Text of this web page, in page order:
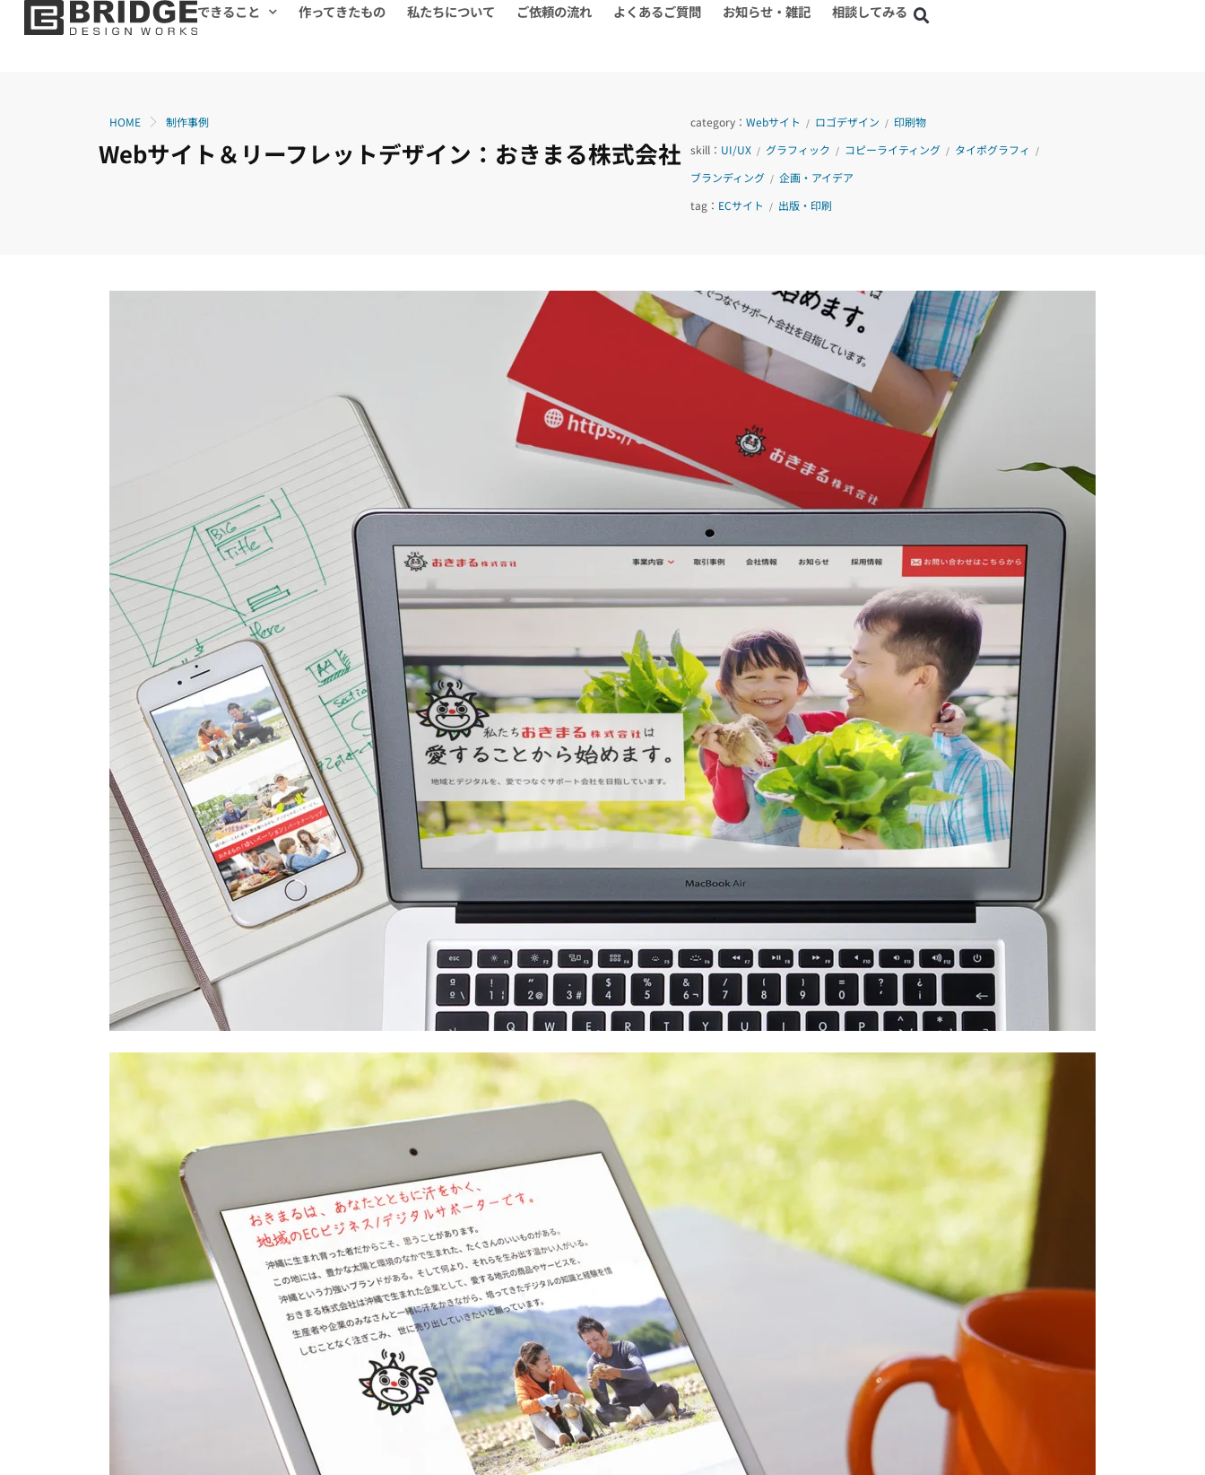
できること 作ってきたもの 私たちについて ご依頼の流れ よくあるご質問 お知らせ・雑記 相談してみる
HOME 制作事例
Webサイト＆リーフレットデザイン：おきまる株式会社
category： Webサイト / ロゴデザイン / 印刷物
skill： UI/UX / グラフィック / コピーライティング / タイポグラフィ /
ブランディング / 企画・アイデア
tag： ECサイト / 出版・印刷